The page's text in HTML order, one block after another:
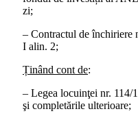
zi;
– Contractul de închiriere
I alin. 2;
Ținând cont de:
– Legea locuinţei nr. 114/
şi completările ulterioare;